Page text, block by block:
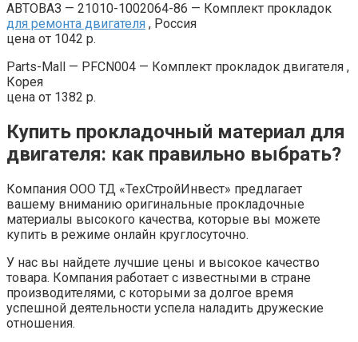
АВТОВАЗ — 21010-1002064-86 — Комплект прокладок
для ремонта двигателя , Россия
цена от 1042 р.
Parts-Mall — PFCN004 — Комплект прокладок двигателя ,
Корея
цена от 1382 р.
Купить прокладочный материал для
двигателя: как правильно выбрать?
Компания ООО ТД «ТехСтройИнвест» предлагает
вашему вниманию оригинальные прокладочные
материалы высокого качества, которые вы можете
купить в режиме онлайн круглосуточно.
У нас вы найдете лучшие цены и высокое качество
товара. Компания работает с известными в стране
производителями, с которыми за долгое время
успешной деятельности успела наладить дружеские
отношения.